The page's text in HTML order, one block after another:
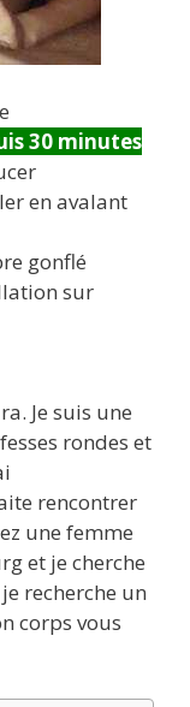
30 minutes
en avalant
gonflé
sur
Je suis une
rondes et
rencontrer
une femme
et je cherche
recherche un
corps vous